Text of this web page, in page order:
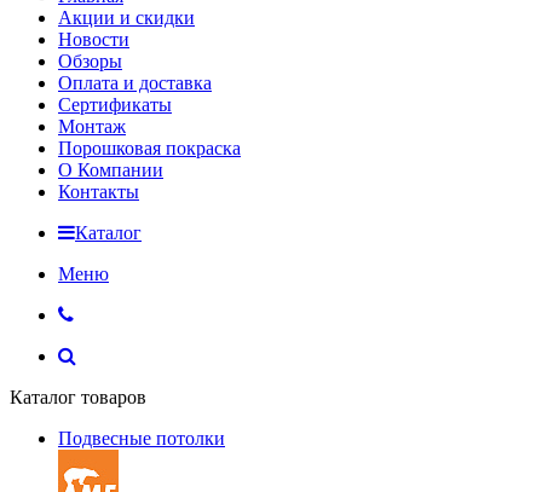
Акции и скидки
Новости
Обзоры
Оплата и доставка
Сертификаты
Монтаж
Порошковая покраска
О Компании
Контакты
Каталог
Меню
Каталог товаров
Подвесные потолки